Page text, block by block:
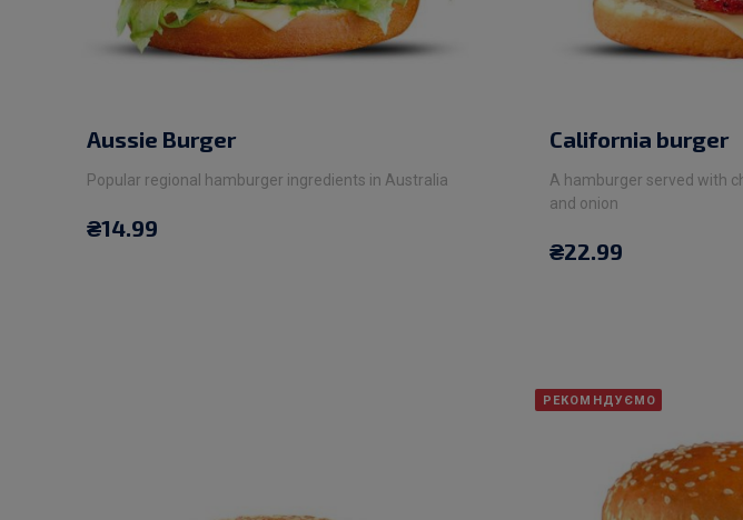
Aussie Burger
Popular regional hamburger ingredients in Australia
₴14.99
California burger
A hamburger served with
and onion
₴22.99
РЕКОМНДУЄМО